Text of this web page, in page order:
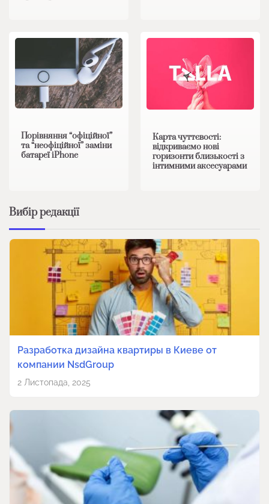
Порівняння “офіційної”
та “неофіційної” заміни
батареї iPhone
Карта чуттєвості:
відкриваємо нові
горизонти близькості з
інтимними аксесуарами
Вибір редакції
Разработка дизайна квартиры в Киеве от
компании NsdGroup
2 Листопада, 2025